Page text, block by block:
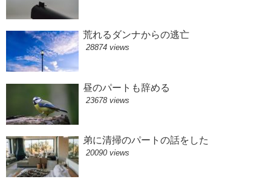
荒れるダンナからの逃亡
28874 views
昼のパートも辞める
23678 views
弟に清掃のパートの話をした
20090 views